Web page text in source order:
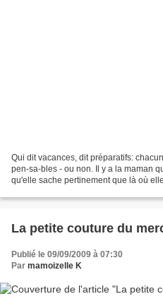
Qui dit vacances, dit préparatifs:
pen-sa-bles - ou non. Il y a la maman
qu'elle sache pertinement que là où
La petite couture du
Publié le 09/09/2009 à 07:30
Par mamoizelle K